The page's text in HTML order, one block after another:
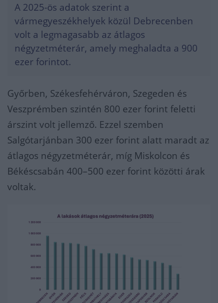
A 2025-ös adatok szerint a
vármegyeszékhelyek közül Debrecenben
volt a legmagasabb az átlagos
négyzetméterár, amely meghaladta a 900
ezer forintot.
Győrben, Székesfehérváron, Szegeden és
Veszprémben szintén 800 ezer forint feletti
árszint volt jellemző. Ezzel szemben
Salgótarjánban 300 ezer forint alatt maradt az
átlagos négyzetméterár, míg Miskolcon és
Békéscsabán 400–500 ezer forint közötti árak
voltak.